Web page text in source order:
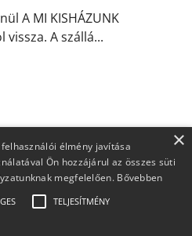
A MI KISHÁZUNK
vissza. A szállá...
×
élmény javítása
Ön hozzájárul az összes süti
megfelelően. Bővebben
TELJESÍTMÉNY